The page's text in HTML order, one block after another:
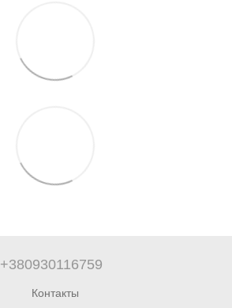
+380930116759
Контакты